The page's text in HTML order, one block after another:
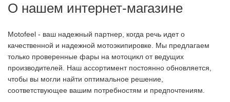
О нашем интернет-магазине
Motofeel - ваш надежный партнер, когда речь идет о
качественной и надежной мотоэкипировке. Мы предлагаем
только проверенные фары на мотоцикл от ведущих
производителей. Наш ассортимент постоянно обновляется,
чтобы вы могли найти оптимальное решение,
соответствующее вашим потребностям и предпочтениям.